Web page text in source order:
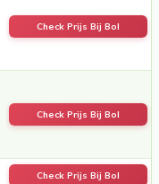
Check Prijs Bij Bol
Check Prijs Bij Bol
Check Prijs Bij Bol